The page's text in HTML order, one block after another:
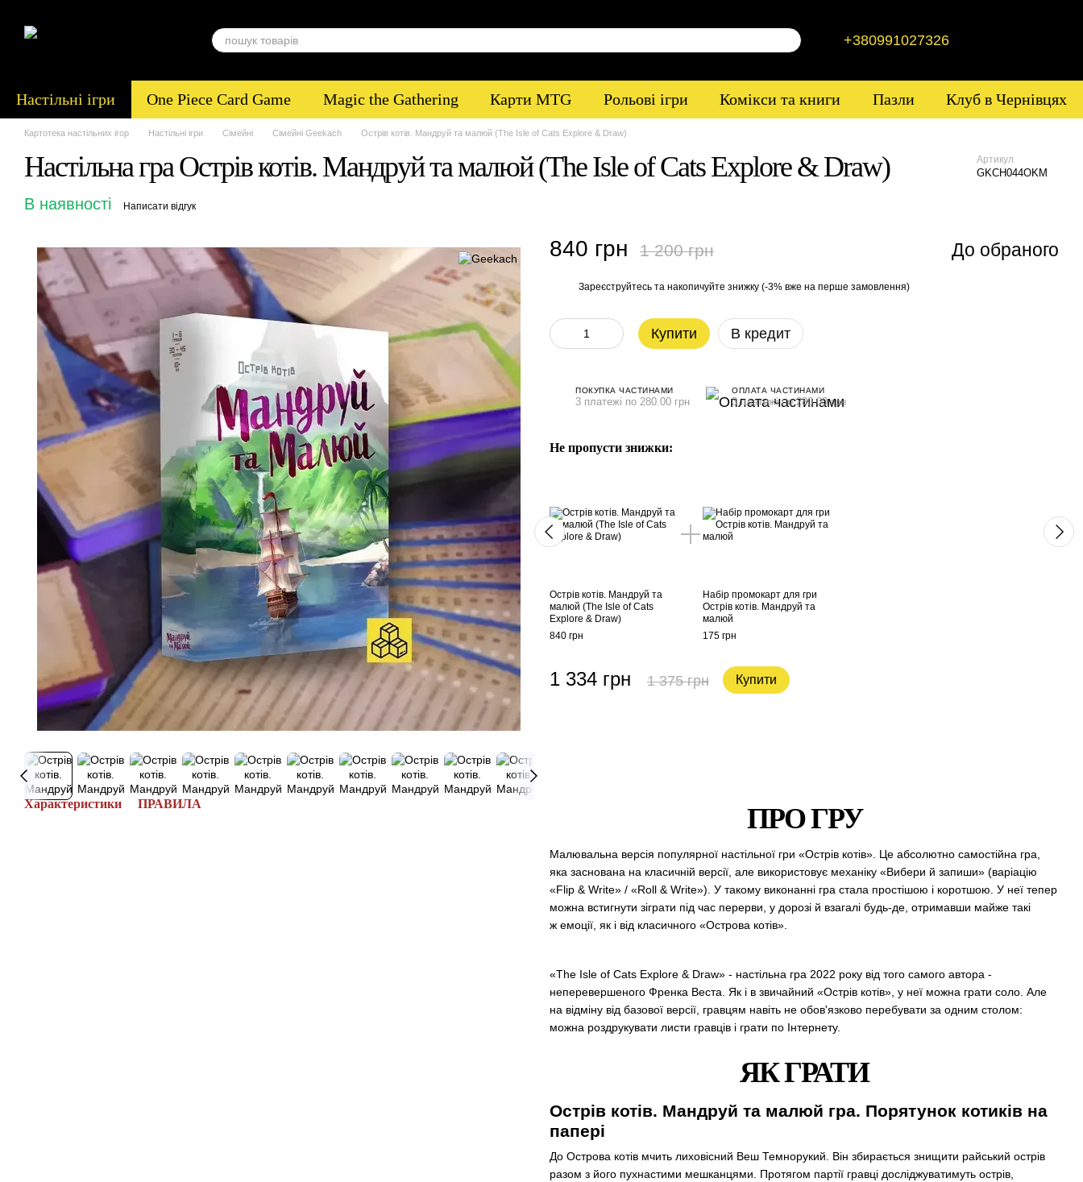
+380991027326
Настільні ігри One Piece Card Game Magic the Gathering Карти MTG Рольові ігри Комікси та книги Пазли Клуб в Чернівцях
Картотека настільних ігор Настільні ігри Сімейні Сімейні Geekach Острів котів. Мандруй та малюй (The Isle of Cats Explore & Draw)
Настільна гра Острів котів. Мандруй та малюй (The Isle of Cats Explore & Draw) Артикул
GKCH044OKM
В наявності Написати відгук
Характеристики ПРАВИЛА
840 грн 1 200 грн До обраного
Зареєструйтесь та накопичуйте знижку (-3% вже на перше замовлення)
Купити В кредит
ПОКУПКА ЧАСТИНАМИ
3 платежі по 280.00 грн
ОПЛАТА ЧАСТИНАМИ
3 платежі по 280.00 грн
Не пропусти знижки:
Острів котів. Мандруй та
малюй (The Isle of Cats
Explore & Draw)
840 грн
Набір промокарт для гри
Острів котів. Мандруй та
малюй
175 грн
1 334 грн 1 375 грн Купити
ПРО ГРУ
Малювальна версія популярної настільної гри «Острів котів». Це абсолютно самостійна гра,
яка заснована на класичній версії, але використовує механіку «Вибери й запиши» (варіацію
«Flip & Write» / «Roll & Write»). У такому виконанні гра стала простішою і коротшою. У неї тепер
можна встигнути зіграти під час перерви, у дорозі й взагалі будь-де, отримавши майже такі
ж емоції, як і від класичного «Острова котів».
«The Isle of Cats Explore & Draw» - настільна гра 2022 року від того самого автора -
неперевершеного Френка Веста. Як і в звичайний «Острів котів», у неї можна грати соло. Але
на відміну від базової версії, гравцям навіть не обов'язково перебувати за одним столом:
можна роздрукувати листи гравців і грати по Інтернету.
ЯК ГРАТИ
Острів котів. Мандруй та малюй гра. Порятунок котиків на
папері
До Острова котів мчить лиховісний Веш Темнорукий. Він збирається знищити райський острів
разом з його пухнастими мешканцями. Протягом партії гравці досліджуватимуть острів,